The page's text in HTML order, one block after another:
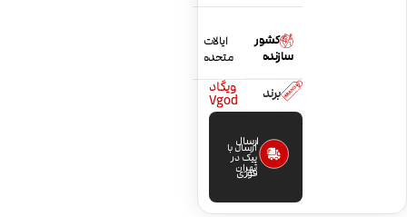
کشور
سازنده
ایالات
متحده
برند ویگاد
Vgod
ارسال
فوری
ارسال با
پیک در
تهران